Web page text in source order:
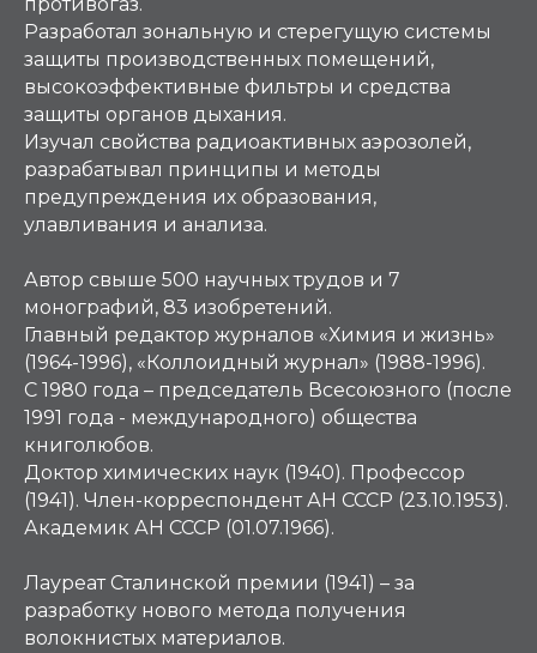
Разработал зональную и стерегущую системы
защиты производственных помещений,
высокоэффективные фильтры и средства
защиты органов дыхания.
Изучал свойства радиоактивных аэрозолей,
разрабатывал принципы и методы
предупреждения их образования,
улавливания и анализа.
Автор свыше 500 научных трудов и 7
монографий, 83 изобретений.
Главный редактор журналов «Химия и жизнь»
(1964-1996), «Коллоидный журнал» (1988-1996).
С 1980 года – председатель Всесоюзного (после
1991 года - международного) общества
книголюбов.
Доктор химических наук (1940). Профессор
(1941). Член-корреспондент АН СССР (23.10.1953).
Академик АН СССР (01.07.1966).
Лауреат Сталинской премии (1941) – за
разработку нового метода получения
волокнистых материалов.